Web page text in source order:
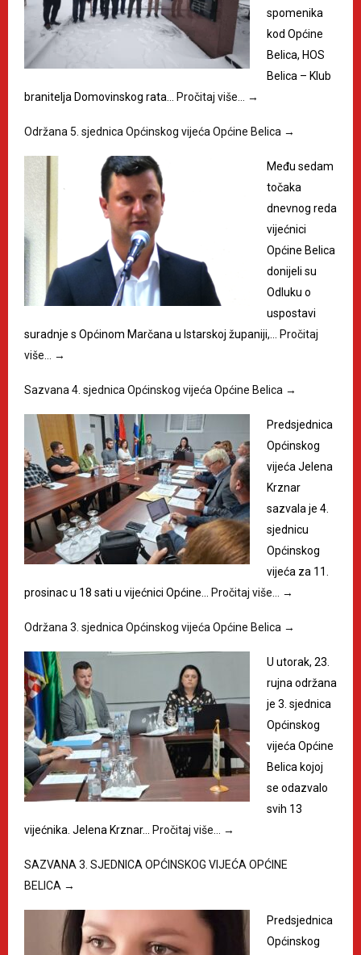
spomenika
kod Općine
Belica, HOS
Belica – Klub
branitelja Domovinskog rata…
Pročitaj više… →
Održana 5. sjednica Općinskog vijeća Općine Belica →
Među sedam
točaka
dnevnog reda
vijećnici
Općine Belica
donijeli su
Odluku o
uspostavi
suradnje s Općinom Marčana u Istarskoj županiji,…
Pročitaj
više…
→
Sazvana 4. sjednica Općinskog vijeća Općine Belica →
Predsjednica
Općinskog
vijeća Jelena
Krznar
sazvala je 4.
sjednicu
Općinskog
vijeća za 11.
prosinac u 18 sati u vijećnici Općine…
Pročitaj više… →
Održana 3. sjednica Općinskog vijeća Općine Belica →
U utorak, 23.
rujna održana
je 3. sjednica
Općinskog
vijeća Općine
Belica kojoj
se odazvalo
svih 13
vijećnika. Jelena Krznar…
Pročitaj više… →
SAZVANA 3. SJEDNICA OPĆINSKOG VIJEĆA OPĆINE
BELICA →
Predsjednica
Općinskog